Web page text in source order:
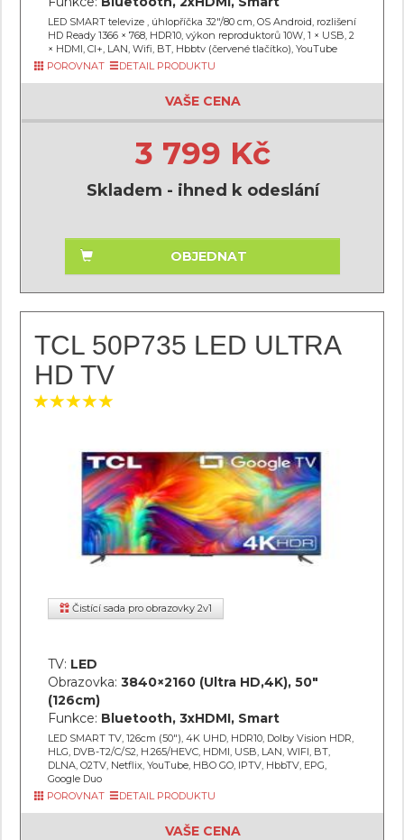
LED SMART televize , úhlopříčka 32"/80 cm, OS Android, rozlišení
HD Ready 1366 × 768, HDR10, výkon reproduktorů 10W, 1 × USB, 2
× HDMI, CI+, LAN, Wifi, BT, Hbbtv (červené tlačítko), YouTube
POROVNAT
DETAIL PRODUKTU
VAŠE CENA
3 799 Kč
Skladem - ihned k odeslání
OBJEDNAT
TCL 50P735 LED ULTRA
HD TV
Čistící sada pro obrazovky 2v1
TV: LED
Obrazovka: 3840×2160 (Ultra HD,4K), 50"
(126cm)
Funkce: Bluetooth, 3xHDMI, Smart
LED SMART TV, 126cm (50"), 4K UHD, HDR10, Dolby Vision HDR,
HLG, DVB-T2/C/S2, H.265/HEVC, HDMI, USB, LAN, WIFI, BT,
DLNA, O2TV, Netflix, YouTube, HBO GO, IPTV, HbbTV, EPG,
Google Duo
POROVNAT
DETAIL PRODUKTU
VAŠE CENA